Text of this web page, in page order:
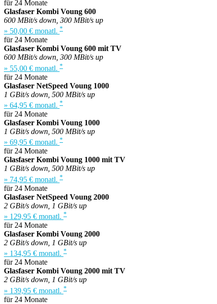
für 24 Monate
Glasfaser Kombi Voung 600
600 MBit/s down, 300 MBit/s up
» 50,00 € monatl. *
für 24 Monate
Glasfaser Kombi Voung 600 mit TV
600 MBit/s down, 300 MBit/s up
» 55,00 € monatl. *
für 24 Monate
Glasfaser NetSpeed Voung 1000
1 GBit/s down, 500 MBit/s up
» 64,95 € monatl. *
für 24 Monate
Glasfaser Kombi Voung 1000
1 GBit/s down, 500 MBit/s up
» 69,95 € monatl. *
für 24 Monate
Glasfaser Kombi Voung 1000 mit TV
1 GBit/s down, 500 MBit/s up
» 74,95 € monatl. *
für 24 Monate
Glasfaser NetSpeed Voung 2000
2 GBit/s down, 1 GBit/s up
» 129,95 € monatl. *
für 24 Monate
Glasfaser Kombi Voung 2000
2 GBit/s down, 1 GBit/s up
» 134,95 € monatl. *
für 24 Monate
Glasfaser Kombi Voung 2000 mit TV
2 GBit/s down, 1 GBit/s up
» 139,95 € monatl. *
für 24 Monate